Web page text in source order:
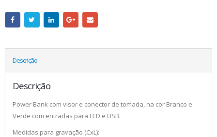
Descrição
Descrição
Power Bank com visor e conector de tomada, na cor Branco e
Verde com entradas para LED e USB.
Medidas para gravação (CxL):